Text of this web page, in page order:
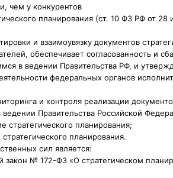
чем у конкурентов
планирования (ст. 10 ФЗ РФ от
и взаимоувязку документов
обеспечивает согласованность и
в ведении Правительства РФ, и
федеральных органов
и контроля реализации
Правительства Российской
стратегического планирования;
планирования.
сил является:
закон № 172-ФЗ «О стратегическом